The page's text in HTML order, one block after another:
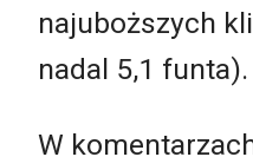
najuboższych
nadal 5,1 funta).
W